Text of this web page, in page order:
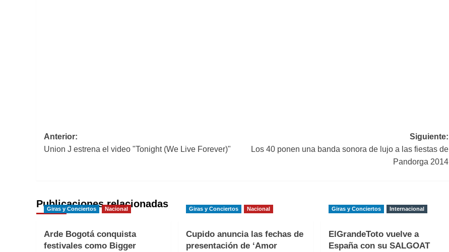
Navegación
de
Anterior:
Union J estrena el video "Tonight (We Live Forever)"
Siguiente:
Los 40 ponen una banda sonora de lujo a las fiestas de
Pandorga 2014
Publicaciones relacionadas
Giras y Conciertos Nacional
Arde Bogotá conquista
festivales como Bigger
Giras y Conciertos Nacional
Cupido anuncia las fechas de
presentación de ‘Amor
Giras y Conciertos Internacional
ElGrandeToto vuelve a
España con su SALGOAT